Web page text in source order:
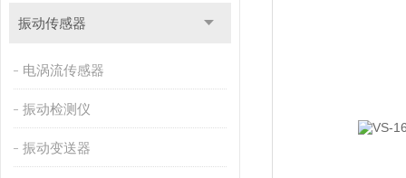
振动传感器
电涡流传感器
振动检测仪
振动变送器